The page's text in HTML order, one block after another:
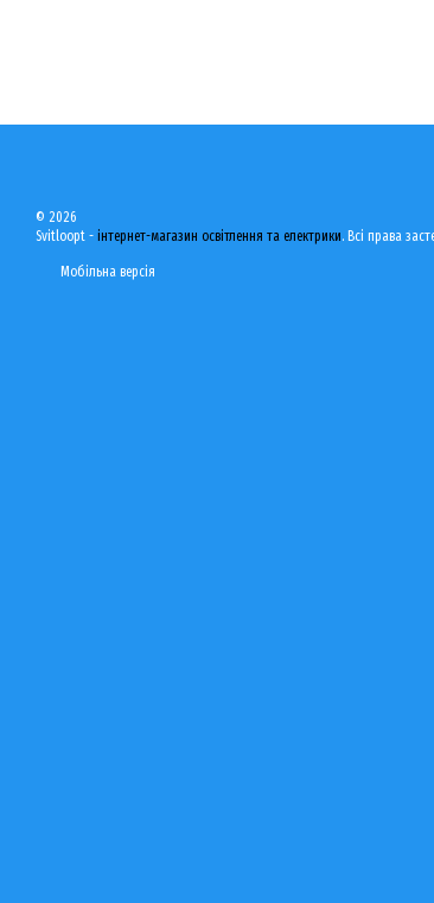
© 2026
Svitloopt - інтернет-магазин освітлення та електрики. Всі права
Мобільна версія